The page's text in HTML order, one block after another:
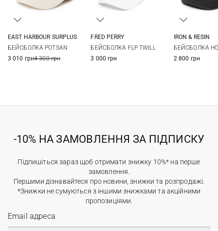
EAST HARBOUR SURPLUS
БЕЙСБОЛКА POTSAN
3 010 грн4 300 грн
FRED PERRY
БЕЙСБОЛКА FLP TWILL
3 000 грн
IRON & RESIN
БЕЙСБОЛКА
2 800 грн
-10% НА ЗАМОВЛЕННЯ ЗА ПІДПИСКУ
Підпишіться зараз щоб отримати знижку 10%* на перше
замовлення.
Першими дізнавайтеся про новини, знижки та розпродажі.
*Знижки не сумуються з іншими знижками та акційними
пропозиціями.